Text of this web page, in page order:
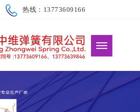
热线：13773609166